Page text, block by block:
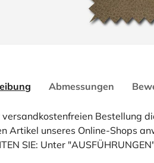
Abmessungen
Bestellung
Artikel unseres Online-Shops
SIE: Unter